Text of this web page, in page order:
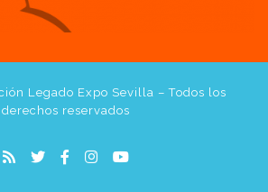
Legado Expo Sevilla – Todos los
derechos reservados